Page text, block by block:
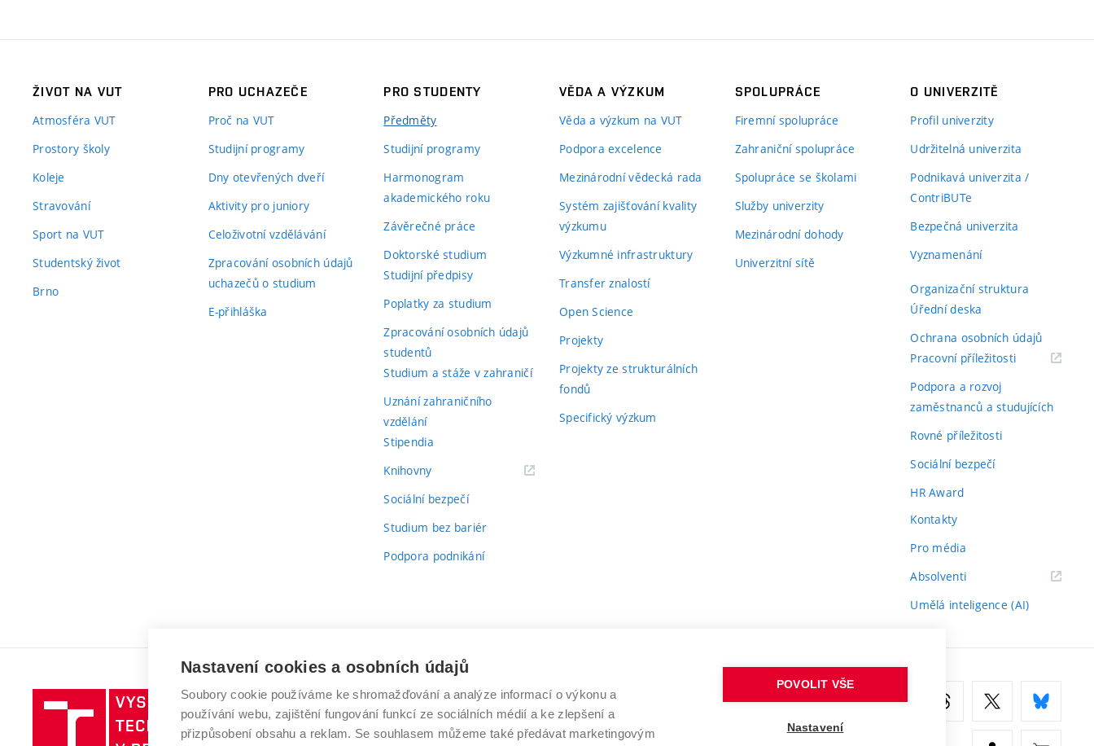
ŽIVOT NA VUT
Atmosféra VUT
Prostory školy
Koleje
Stravování
Sport na VUT
Studentský život
Brno
PRO UCHAZEČE
Proč na VUT
Studijní programy
Dny otevřených dveří
Aktivity pro juniory
Celoživotní vzdělávání
Zpracování osobních údajů
uchazečů o studium
E-přihláška
PRO STUDENTY
Předměty
Studijní programy
Harmonogram
akademického roku
Závěrečné práce
Doktorské studium
Studijní předpisy
Poplatky za studium
Zpracování osobních údajů
studentů
Studium a stáže v zahraničí
Uznání zahraničního
vzdělání
Stipendia
Knihovny(externí
Sociální bezpečí
Studium bez bariér
Podpora podnikání
VĚDA A VÝZKUM
Věda a výzkum na VUT
Podpora excelence
Mezinárodní vědecká rada
Systém zajišťování kvality
výzkumu
Výzkumné infrastruktury
Transfer znalostí
Open Science
Projekty
Projekty ze strukturálních
fondů
Specifický výzkum
SPOLUPRÁCE
Firemní spolupráce
Zahraniční spolupráce
Spolupráce se školami
Služby univerzity
Mezinárodní dohody
Univerzitní sítě
O UNIVERZITĚ
Profil univerzity
Udržitelná univerzita
Podnikavá univerzita /
ContriBUTe
Bezpečná univerzita
Vyznamenání
Organizační struktura
Úřední deska
Ochrana osobních údajů
Pracovní příležitosti(externí
Podpora a rozvoj
zaměstnanců a studujících
Rovné příležitosti
Sociální bezpečí
HR Award
Kontakty
Pro média
Absolventi(externí
Umělá inteligence (AI)
Vysoké
učení
technické
VYSOKÉ UČENÍ TECHNICKÉ V BRNĚ
Antonínská 548/1
www.vut.cz
Nastavení cookies a osobních údajů
Soubory cookie používáme ke shromažďování a analýze informací o výkonu a
používání webu, zajištění fungování funkcí ze sociálních médií a ke zlepšení a
přizpůsobení obsahu a reklam. Se souhlasem můžeme také předávat marketingovým
POVOLIT VŠE
Nastavení